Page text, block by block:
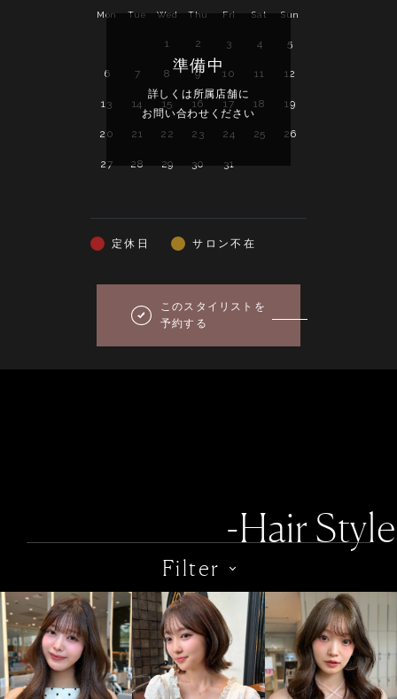
Mon Tue Wed Thu Fri Sat Sun
1 2 3 4 5
6 7 8 9 10 11 12
13 14 15 16 17 18 19
20 21 22 23 24 25 26
27 28 29 30 31
準備中
詳しくは所属店舗に
お問い合わせください
定休日 サロン不在
このスタイリストを
予約する
-Hair Style
Filter